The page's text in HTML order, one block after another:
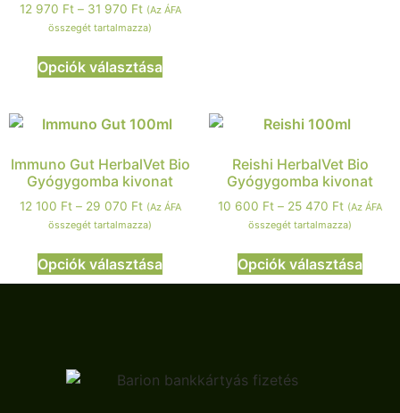
12 970 Ft – 31 970 Ft (Az ÁFA
összegét tartalmazza)
Opciók választása
Immuno Gut HerbalVet Bio
Gyógygomba kivonat
12 100 Ft – 29 070 Ft (Az ÁFA
összegét tartalmazza)
Opciók választása
Reishi HerbalVet Bio
Gyógygomba kivonat
10 600 Ft – 25 470 Ft (Az ÁFA
összegét tartalmazza)
Opciók választása